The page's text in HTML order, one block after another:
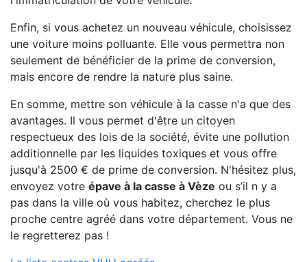
Enfin, si vous achetez un nouveau véhicule, choisissez
une voiture moins polluante. Elle vous permettra non
seulement de bénéficier de la prime de conversion,
mais encore de rendre la nature plus saine.
En somme, mettre son véhicule à la casse n'a que des
avantages. Il vous permet d'être un citoyen
respectueux des lois de la société, évite une pollution
additionnelle par les liquides toxiques et vous offre
jusqu'à 2500 € de prime de conversion. N'hésitez plus,
envoyez votre épave à la casse à Vèze ou s’il n y a
pas dans la ville où vous habitez, cherchez le plus
proche centre agréé dans votre département. Vous ne
le regretterez pas !